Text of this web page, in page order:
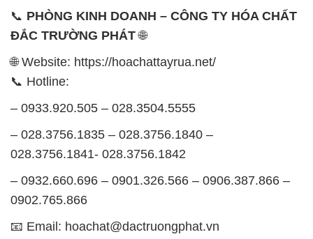
📞 PHÒNG KINH DOANH – CÔNG TY HÓA CHẤT
ĐẮC TRƯỜNG PHÁT🌐
🌐 Website: https://hoachattayrua.net/
📞 Hotline:
– 0933.920.505 – 028.3504.5555
– 028.3756.1835 – 028.3756.1840 –
028.3756.1841- 028.3756.1842
– 0932.660.696 – 0901.326.566 – 0906.387.866 –
0902.765.866
📧 Email: hoachat@dactruongphat.vn